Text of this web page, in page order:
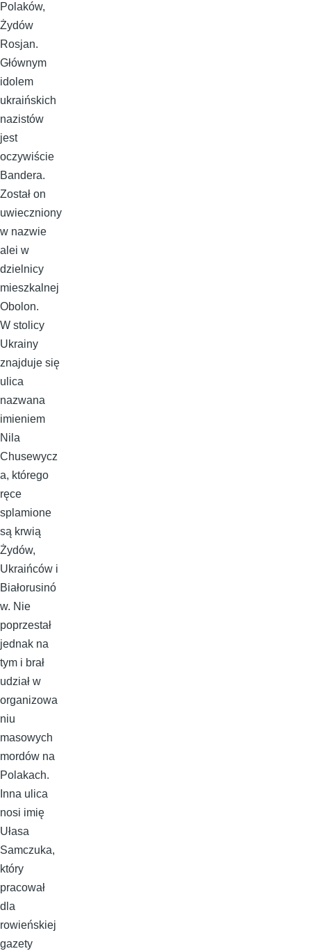
Polaków,
Żydów
Rosjan.
Głównym
idolem
ukraińskich
nazistów
jest
oczywiście
Bandera.
Został on
uwieczniony
w nazwie
alei w
dzielnicy
mieszkalnej
Obolon.
W stolicy
Ukrainy
znajduje się
ulica
nazwana
imieniem
Nila
Chusewycz
a, którego
ręce
splamione
są krwią
Żydów,
Ukraińców i
Białorusinó
w. Nie
poprzestał
jednak na
tym i brał
udział w
organizowa
niu
masowych
mordów na
Polakach.
Inna ulica
nosi imię
Ułasa
Samczuka,
który
pracował
dla
rowieńskiej
gazety